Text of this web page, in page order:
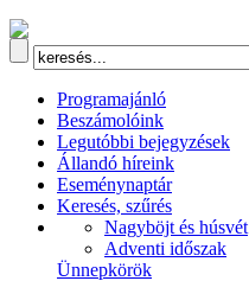
Programajánló
Beszámolóink
Legutóbbi bejegyzések
Állandó híreink
Eseménynaptár
Keresés, szűrés
Nagyböjt és húsvét
Adventi időszak
Ünnepkörök